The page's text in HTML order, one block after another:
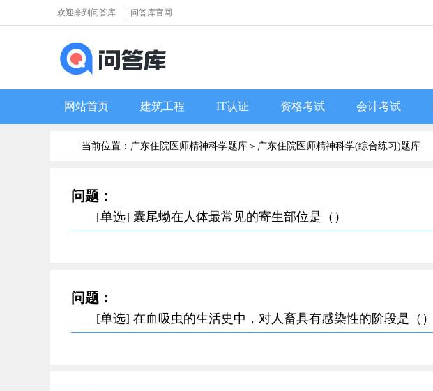
欢迎来到问答库 问答库官网
网站首页 建筑工程 IT认证 资格考试 会计考试
当前位置：广东住院医师精神科学题库＞ 广东住院医师精神科学(综合练习)题库
问题：
[单选] 囊尾蚴在人体最常见的寄生部位是（）
问题：
[单选] 在血吸虫的生活史中，对人畜具有感染性的阶段是（）